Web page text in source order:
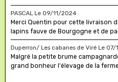
PASCAL Le 09/11/2024
Merci Quentin pour cette livraison
lapins fauve de Bourgogne et de
Duperron/ Les cabanes de Viré Le 07/
Malgré la petite brume
grand bonheur l'élevage de la